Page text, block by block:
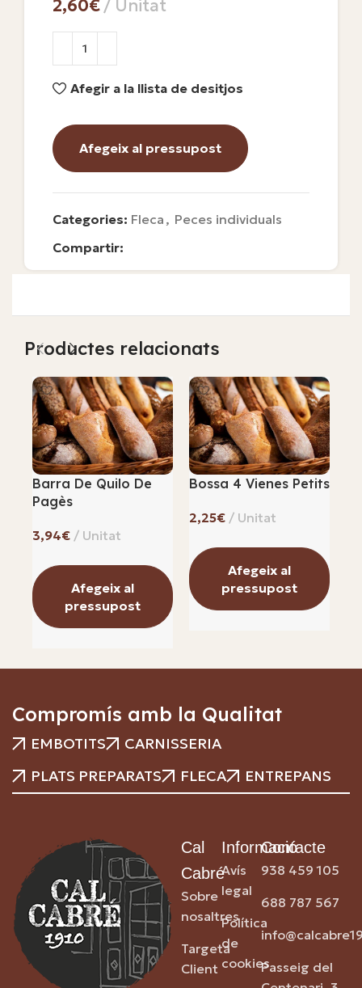
€
Afegir a la llista de desitjos
Afegeix al pressupost
Categories: Fleca , Peces individuals
Compartir:
Productes relacionats
Barra De Quilo De
Pagès
€
Afegeix al
pressupost
Bossa 4 Vienes Petits
€
Afegeix al
pressupost
Compromís amb la Qualitat
EMBOTITS
CARNISSERIA
PLATS PREPARATS
FLECA ENTREPANS
Cal
Cabré
Sobre
nosaltres
Targeta
Client
Informació
Avís
legal
Política
de
cookies
Contacte
938 459 105
688 787 567
Passeig del